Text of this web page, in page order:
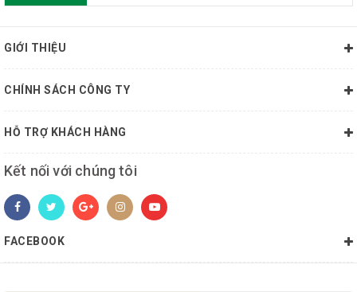
CÒN HÀNG
8.500.000đ(Giá bán lẻ)
8.075.000đ(Giá tốt Online)
chevron_left
Về sản phẩm
GIỚI THIỆU
CHÍNH SÁCH CÔNG TY
HỖ TRỢ KHÁCH HÀNG
Kết nối với chúng tôi
FACEBOOK